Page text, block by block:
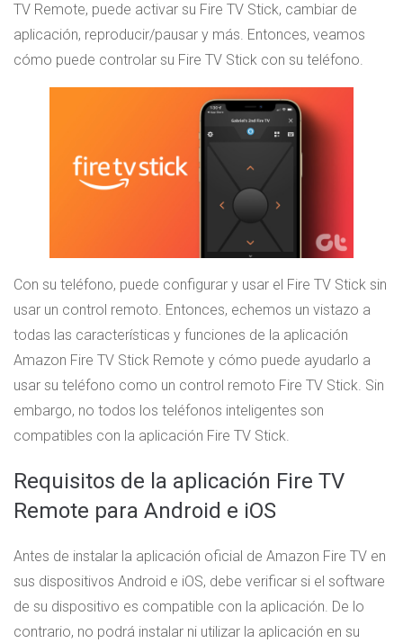
TV Remote, puede activar su Fire TV Stick, cambiar de
aplicación, reproducir/pausar y más. Entonces, veamos
cómo puede controlar su Fire TV Stick con su teléfono.
Con su teléfono, puede configurar y usar el Fire TV Stick sin
usar un control remoto. Entonces, echemos un vistazo a
todas las características y funciones de la aplicación
Amazon Fire TV Stick Remote y cómo puede ayudarlo a
usar su teléfono como un control remoto Fire TV Stick. Sin
embargo, no todos los teléfonos inteligentes son
compatibles con la aplicación Fire TV Stick.
Requisitos de la aplicación Fire TV
Remote para Android e iOS
Antes de instalar la aplicación oficial de Amazon Fire TV en
sus dispositivos Android e iOS, debe verificar si el software
de su dispositivo es compatible con la aplicación. De lo
contrario, no podrá instalar ni utilizar la aplicación en su